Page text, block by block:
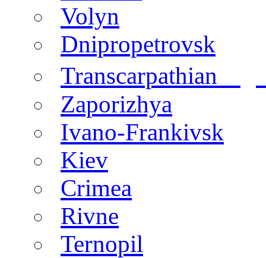
Volyn
Dnipropetrovsk
Transcarpathian
Zaporizhya
Ivano-Frankivsk
Kiev
Crimea
Rivne
Ternopil